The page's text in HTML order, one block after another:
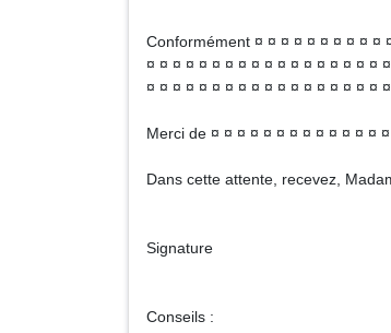
Conformément ¤ ¤ ¤ ¤ ¤ ¤ ¤ ¤ ¤ ¤
¤ ¤ ¤ ¤ ¤ ¤ ¤ ¤ ¤ ¤ ¤ ¤ ¤ ¤ ¤ ¤ ¤ ¤
¤ ¤ ¤ ¤ ¤ ¤ ¤ ¤ ¤ ¤ ¤ ¤ ¤ ¤ ¤ ¤ ¤ ¤
Merci de ¤ ¤ ¤ ¤ ¤ ¤ ¤ ¤ ¤ ¤ ¤ ¤ ¤
Dans cette attente, recevez,
Signature
Conseils :